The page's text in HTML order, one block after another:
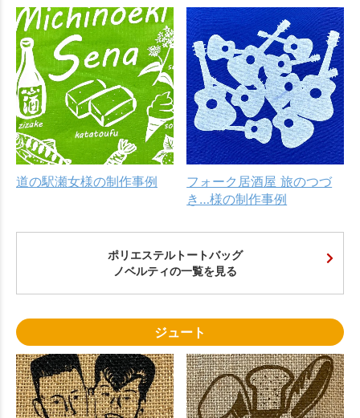
道の駅瀬女様の制作事例
フォーク居酒屋 旅のつづ
き…様の制作事例
ポリエステルトートバッグ
ノベルティの一覧を見る
ジュート